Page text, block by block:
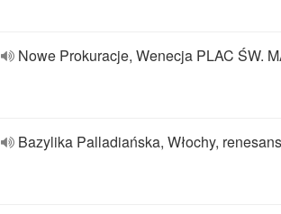
Nowe Prokuracje, Wenecja PLAC ŚW.
Bazylika Palladiańska, Włochy, renesans